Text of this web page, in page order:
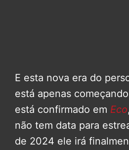
E esta nova era do
está apenas
está confirmado em Eco
não tem data para
de 2024 ele irá